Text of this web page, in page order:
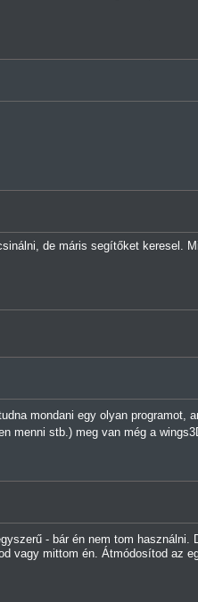
de máris segítőket keresel.
mondani egy olyan programot,
menni stb.) meg van még a
- bár én nem tom használni.
vagy mittom én. Átmódosítod az